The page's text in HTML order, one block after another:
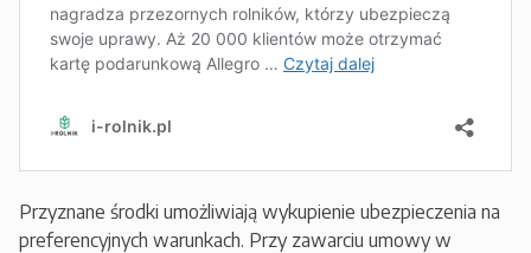
Przyznane środki umożliwiają wykupienie ubezpieczenia na
preferencyjnych warunkach. Przy zawarciu umowy w